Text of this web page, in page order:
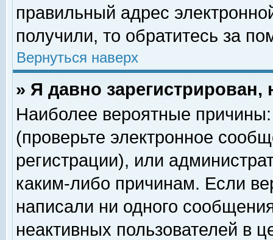
правильный адрес
получили, то обратитесь за
Вернуться наверх
» Я давно
Наиболее вероятные
(проверьте электронное
регистрации), или
каким-либо причинам. Если
написали ни одного
неактивных пользователей в